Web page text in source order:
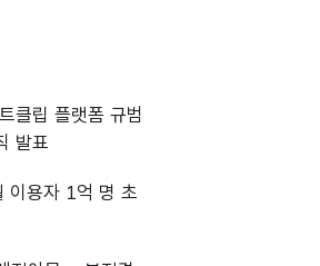
클립 플랫폼 규범
발표
이용자 1억 명 초